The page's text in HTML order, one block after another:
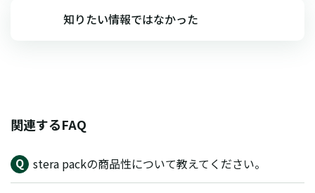
知りたい情報ではなかった
関連するFAQ
stera packの商品性について教えてください。